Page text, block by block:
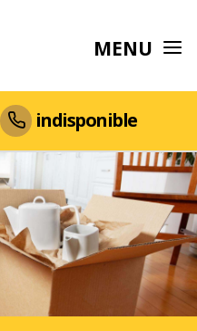
MENU
indisponible